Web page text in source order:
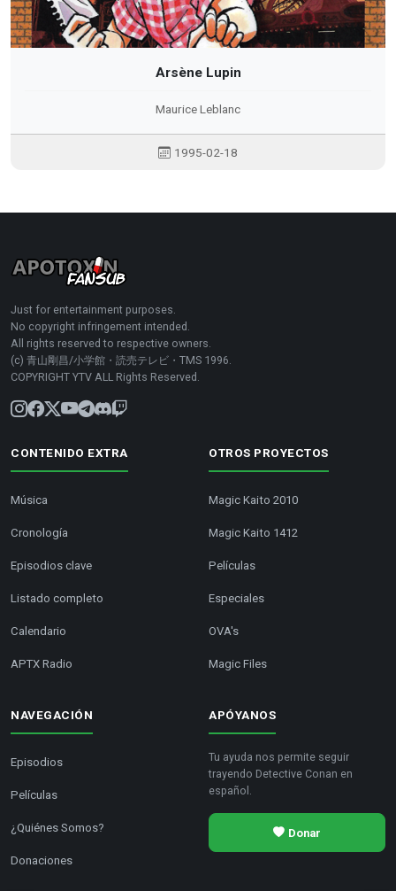
Arsène Lupin
Maurice Leblanc
1995-02-18
Just for entertainment purposes.
No copyright infringement intended.
All rights reserved to respective owners.
(c) 青山剛昌/小学館・読売テレビ・TMS 1996.
COPYRIGHT YTV ALL Rights Reserved.
CONTENIDO EXTRA
Música
Cronología
Episodios clave
Listado completo
Calendario
APTX Radio
OTROS PROYECTOS
Magic Kaito 2010
Magic Kaito 1412
Películas
Especiales
OVA's
Magic Files
NAVEGACIÓN
Episodios
Películas
¿Quiénes Somos?
Donaciones
APÓYANOS
Tu ayuda nos permite seguir
trayendo Detective Conan en
español.
Donar